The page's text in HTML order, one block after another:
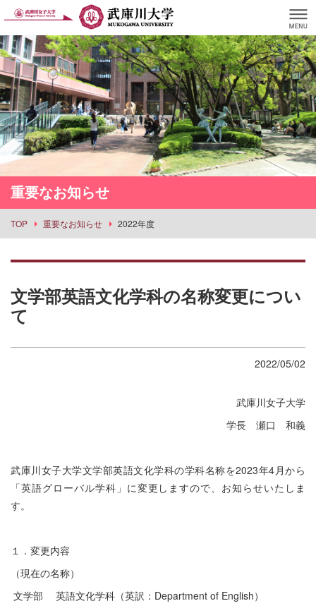
重要なお知らせ
TOP 重要なお知らせ 2022年度
文学部英語文化学科の名称変更につい
て
2022/05/02
武庫川女子大学
学長 瀬口 和義
武庫川女子大学文学部英語文化学科の学科名称を2023年4月から
「英語グローバル学科」に変更しますので、お知らせいたしま
す。
１．変更内容
（現在の名称）
文学部 英語文化学科（英訳：Department of English）